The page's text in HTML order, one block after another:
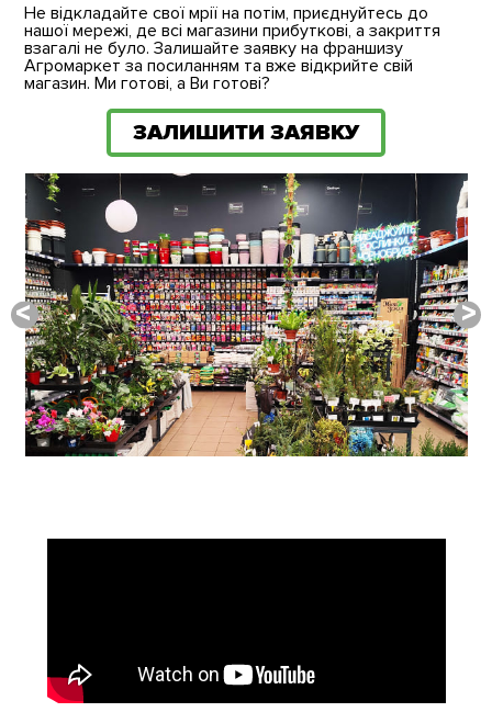
Не відкладайте свої мрії на потім, приєднуйтесь до
нашої мережі, де всі магазини прибуткові, а закриття
взагалі не було. Залишайте заявку на франшизу
Агромаркет за посиланням та вже відкрийте свій
магазин. Ми готові, а Ви готові?
ЗАЛИШИТИ ЗАЯВКУ